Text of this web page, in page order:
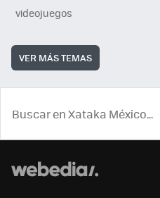
videojuegos
VER MÁS TEMAS